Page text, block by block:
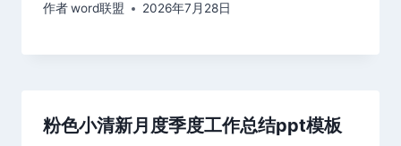
作者word联盟 2026年7月28日
粉色小清新月度季度工作总结ppt模板